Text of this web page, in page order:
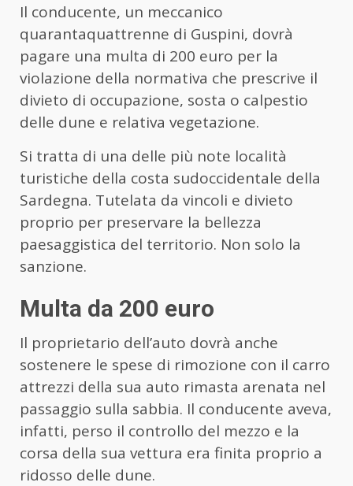
Il conducente, un meccanico
quarantaquattrenne di Guspini, dovrà
pagare una multa di 200 euro per la
violazione della normativa che prescrive il
divieto di occupazione, sosta o calpestio
delle dune e relativa vegetazione.
Si tratta di una delle più note località
turistiche della costa sudoccidentale della
Sardegna. Tutelata da vincoli e divieto
proprio per preservare la bellezza
paesaggistica del territorio. Non solo la
sanzione.
Multa da 200 euro
Il proprietario dell’auto dovrà anche
sostenere le spese di rimozione con il carro
attrezzi della sua auto rimasta arenata nel
passaggio sulla sabbia. Il conducente aveva,
infatti, perso il controllo del mezzo e la
corsa della sua vettura era finita proprio a
ridosso delle dune.